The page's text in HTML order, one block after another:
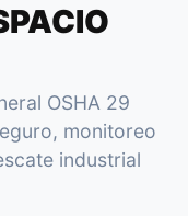
OSHA 29
monitoreo
industrial